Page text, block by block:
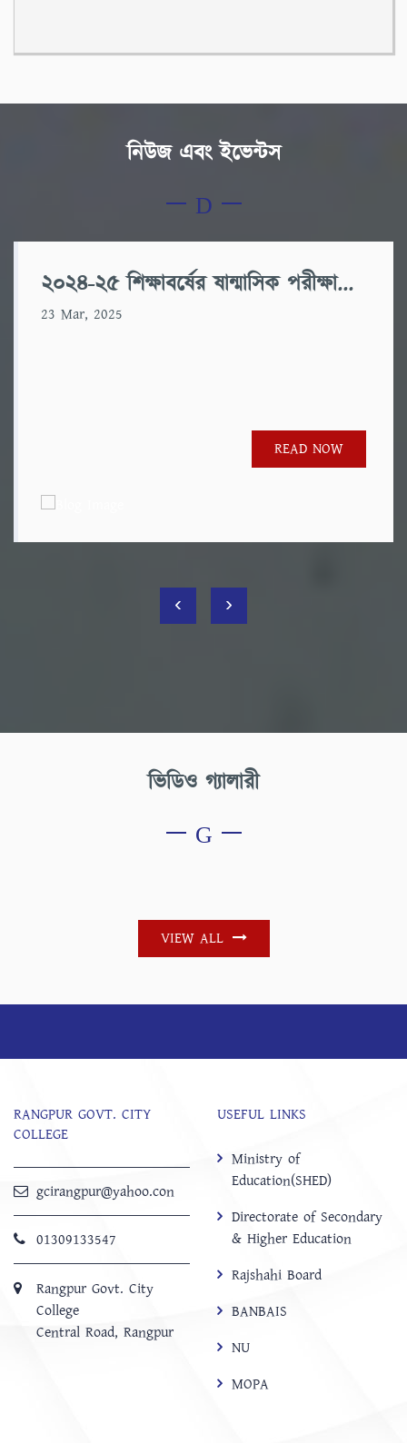
নিউজ এবং ইভেন্টস
২০২৪-২৫ শিক্ষাবর্ষের ষান্মাসিক পরীক্ষা...
23 Mar, 2025
READ NOW
‹ ›
ভিডিও গ্যালারী
VIEW ALL
RANGPUR GOVT. CITY
COLLEGE
gcirangpur@yahoo.con
01309133547
Rangpur Govt. City
College
Central Road, Rangpur
USEFUL LINKS
Ministry of
Education(SHED)
Directorate of Secondary
& Higher Education
Rajshahi Board
BANBAIS
NU
MOPA